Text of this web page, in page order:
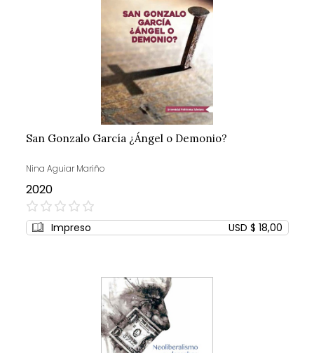
San Gonzalo García ¿Ángel o Demonio?
Nina Aguiar Mariño
2020
0%
Impreso USD $ 18,00